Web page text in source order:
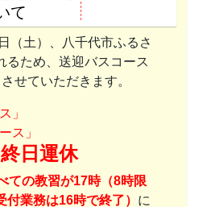
て
（土）、八千代市ふるさ
るため、送迎バスコース
せていただきます。
」
ス」
運休
ての教習が17時（8時限
付業務は16時で終了） に